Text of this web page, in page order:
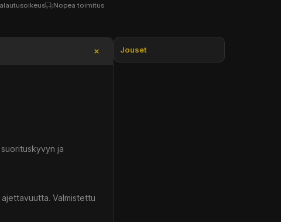
Nopea toimitus
ja
Valmistettu
Jouset